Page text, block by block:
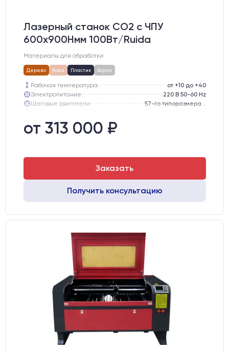
Лазерный станок CO2 c ЧПУ
600х900Hмм 100Вт/Ruida
Материалы для обработки:
Дерево Кожа Пластик Акрил
Рабочая температура:
от +10 до +40
Электропитание:
220 В 50-60 Hz
Шаговые двигатели:
Направляющие оси Y:
Направляющие оси Х:
от 313 000 ₽
Заказать
Получить консультацию